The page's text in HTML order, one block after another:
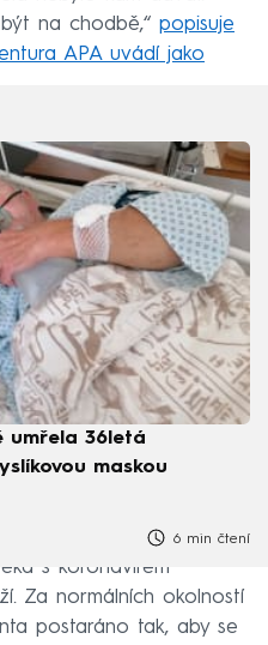
na chodbě,“ popisuje
APA uvádí jako
umřela 36letá
maskou
6 min čtení
s koronavirem
Za normálních okolností
postaráno tak, aby se